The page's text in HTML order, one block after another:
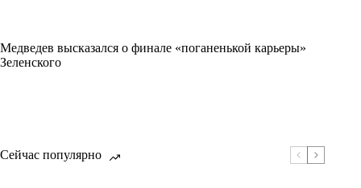
Медведев высказался о финале «поганенькой карьеры»
Зеленского
Сейчас популярно